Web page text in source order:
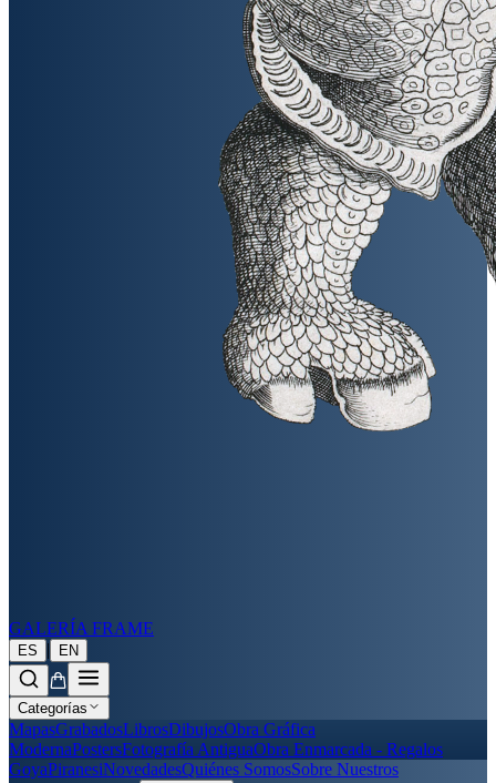
GALERÍA FRAME
ES | EN
Categorías
MapasGrabadosLibrosDibujosObra Gráfica
ModernaPostersFotografía AntiguaObra Enmarcada - Regalos
GoyaPiranesiNovedadesQuiénes SomosSobre Nuestros